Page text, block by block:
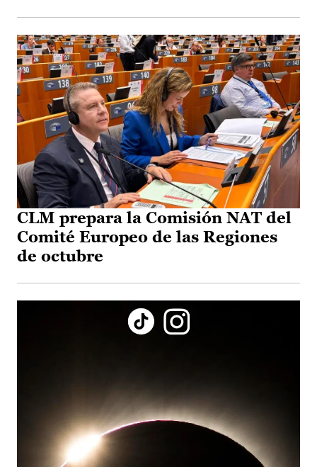
CLM prepara la Comisión NAT del
Comité Europeo de las Regiones
de octubre